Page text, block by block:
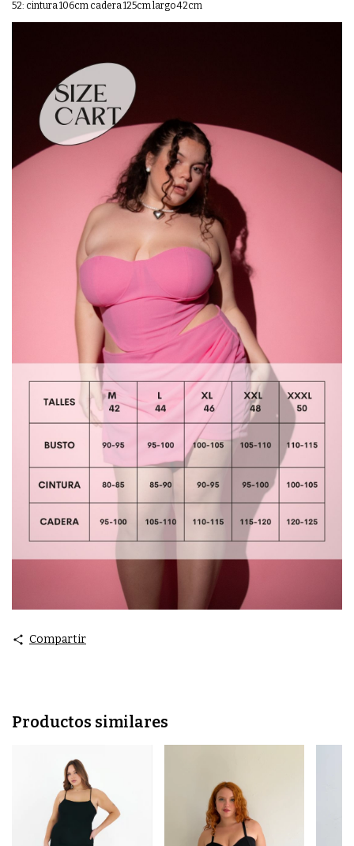
52: cintura 106cm cadera 125cm largo 42cm
Compartir
Productos similares